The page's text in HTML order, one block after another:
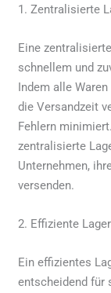
1. Zentralisierte
Eine
schnellem und
Indem alle
die Versandzeit
Fehlern
zentralisierte
Unternehmen,
versenden.
2. Effiziente
Ein effizientes
entscheidend für